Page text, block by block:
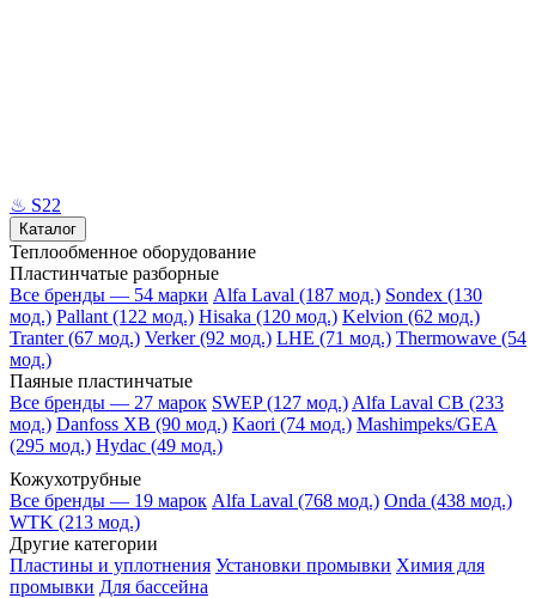
♨ S22
Каталог
Теплообменное оборудование
Пластинчатые разборные
Все бренды — 54 марки Alfa Laval (187 мод.) Sondex (130
мод.) Pallant (122 мод.) Hisaka (120 мод.) Kelvion (62 мод.)
Tranter (67 мод.) Verker (92 мод.) LHE (71 мод.) Thermowave (54
мод.)
Паяные пластинчатые
Все бренды — 27 марок SWEP (127 мод.) Alfa Laval CB (233
мод.) Danfoss XB (90 мод.) Kaori (74 мод.) Mashimpeks/GEA
(295 мод.) Hydac (49 мод.)
Кожухотрубные
Все бренды — 19 марок Alfa Laval (768 мод.) Onda (438 мод.)
WTK (213 мод.)
Другие категории
Пластины и уплотнения Установки промывки Химия для
промывки Для бассейна